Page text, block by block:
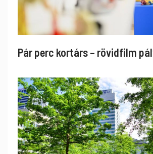
Pár perc kortárs – rövidfilm